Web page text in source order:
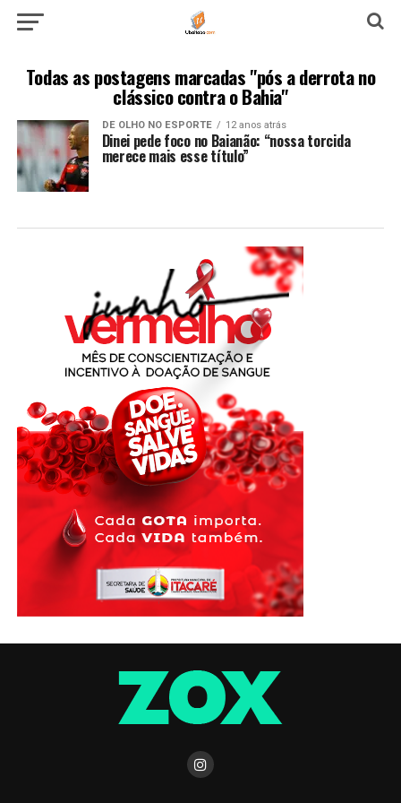
Todas as postagens marcadas "pós a derrota no
clássico contra o Bahia"
DE OLHO NO ESPORTE 12 anos atrás
Dinei pede foco no Baianão: “nossa torcida
merece mais esse título”